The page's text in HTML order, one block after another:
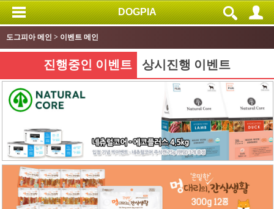
DOGPIA
도그피아 메인 > 이벤트 메인
진행중인 이벤트 상시진행 이벤트